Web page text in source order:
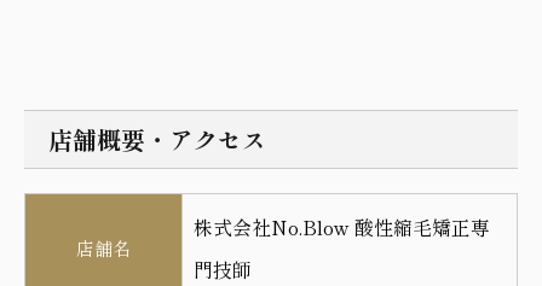
店舗概要・アクセス
店舗名
株式会社No.Blow 酸性縮毛矯正専
門技師